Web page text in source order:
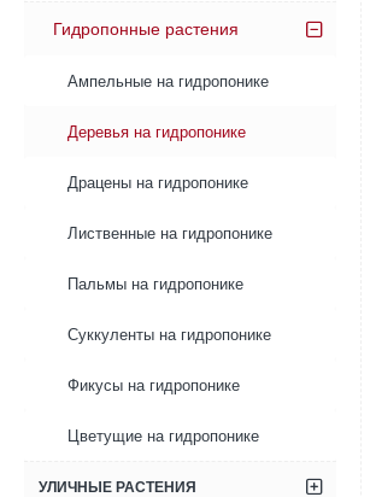
Гидропонные растения
Ампельные на гидропонике
Деревья на гидропонике
Драцены на гидропонике
Лиственные на гидропонике
Пальмы на гидропонике
Суккуленты на гидропонике
Фикусы на гидропонике
Цветущие на гидропонике
УЛИЧНЫЕ РАСТЕНИЯ
Гидропоника
Купить
Гидропоника
22 320 р.
Бокарнея